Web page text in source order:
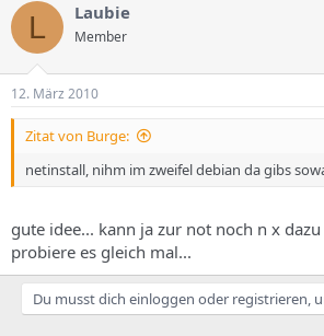
L Laubie
Member
12. März 2010
Zitat von Burge:
netinstall, nihm im zweifel debian da gibs
gute idee... kann ja zur not noch n x
probiere es gleich mal...
Du musst dich einloggen oder registrieren,